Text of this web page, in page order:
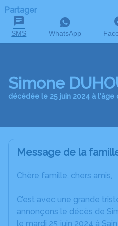
Partager
SMS WhatsApp
Simone
décédée le 25 juin 2024 à l'âge
Message de la
Chère famille, chers amis,
C’est avec une grande
annonçons le décès de
le mardi 25 juin 2024 à